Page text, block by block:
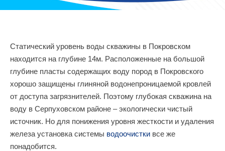
Статический уровень воды скважины в Покровском
находится на глубине 14м. Расположенные на большой
глубине пласты содержащих воду пород в Покровского
хорошо защищены глиняной водонепроницаемой кровлей
от доступа загрязнителей. Поэтому глубокая скважина на
воду в Серпуховском районе – экологически чистый
источник. Но для понижения уровня жесткости и удаления
железа установка системы водоочистки все же
понадобится.